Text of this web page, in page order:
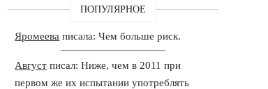
ПОПУЛЯРНОЕ
Яромеева писала: Чем больше риск.
Август писал: Ниже, чем в 2011 при
первом же их испытании употреблять